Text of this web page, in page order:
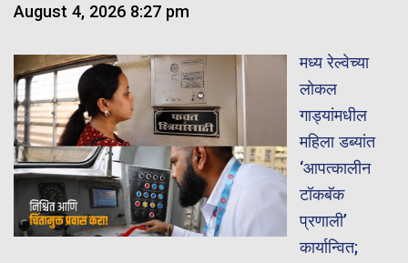
August 4, 2026 8:27 pm
मध्य रेल्वेच्या
लोकल
गाड्यांमधील
महिला डब्यांत
‘आपत्कालीन
टॉकबॅक
प्रणाली’
कार्यान्वित;